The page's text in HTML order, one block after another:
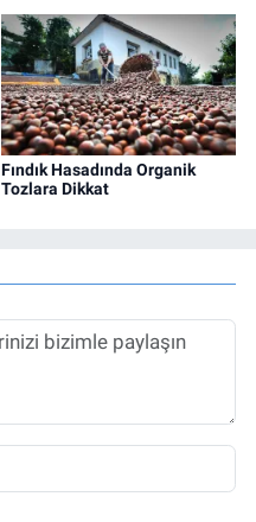
Fındık Hasadında Organik
Tozlara Dikkat